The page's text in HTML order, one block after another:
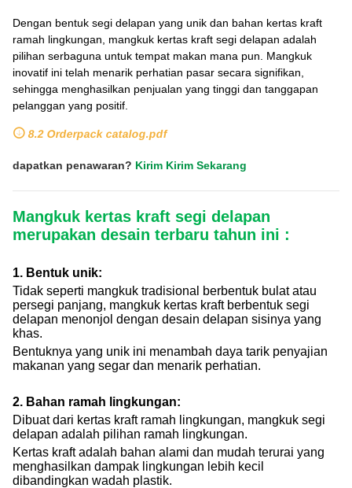
Dengan bentuk segi delapan yang unik dan bahan kertas kraft
ramah lingkungan, mangkuk kertas kraft segi delapan adalah
pilihan serbaguna untuk tempat makan mana pun. Mangkuk
inovatif ini telah menarik perhatian pasar secara signifikan,
sehingga menghasilkan penjualan yang tinggi dan tanggapan
pelanggan yang positif.
8.2 Orderpack catalog.pdf
dapatkan penawaran? Kirim Kirim Sekarang
Mangkuk kertas kraft segi delapan
merupakan desain terbaru tahun ini :
1. Bentuk unik:
Tidak seperti mangkuk tradisional berbentuk bulat atau
persegi panjang, mangkuk kertas kraft berbentuk segi
delapan menonjol dengan desain delapan sisinya yang
khas.
Bentuknya yang unik ini menambah daya tarik penyajian
makanan yang segar dan menarik perhatian.
2. Bahan ramah lingkungan:
Dibuat dari kertas kraft ramah lingkungan, mangkuk segi
delapan adalah pilihan ramah lingkungan.
Kertas kraft adalah bahan alami dan mudah terurai yang
menghasilkan dampak lingkungan lebih kecil
dibandingkan wadah plastik.